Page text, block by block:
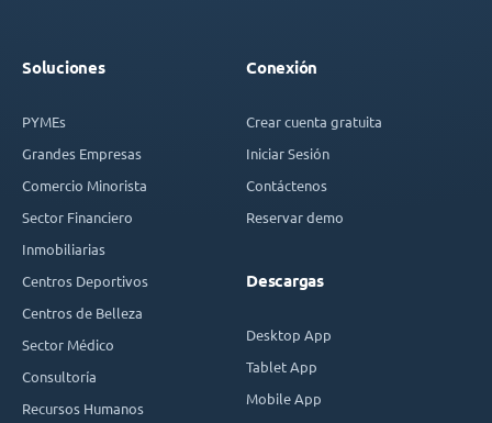
Soluciones
PYMEs
Grandes Empresas
Comercio Minorista
Sector Financiero
Inmobiliarias
Centros Deportivos
Centros de Belleza
Sector Médico
Consultoría
Recursos Humanos
Conexión
Crear cuenta gratuita
Iniciar Sesión
Contáctenos
Reservar demo
Descargas
Desktop App
Tablet App
Mobile App